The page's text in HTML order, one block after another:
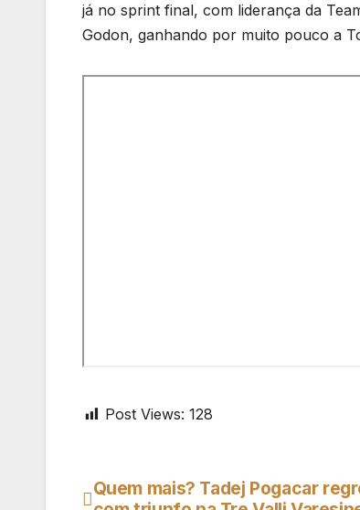
já no sprint final, com liderança da
Godon, ganhando por muito pouco a
Post Views: 128
Navegação
Quem mais? Tadej Pogacar